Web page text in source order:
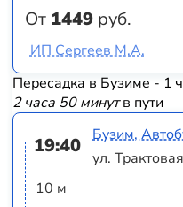
От 1449 руб.
ИП Сергеев М.А.
Пересадка в Бузиме - 1
2 часа 50 минутв пути
19:40
10 м
Бузим,
ул. Трактовая